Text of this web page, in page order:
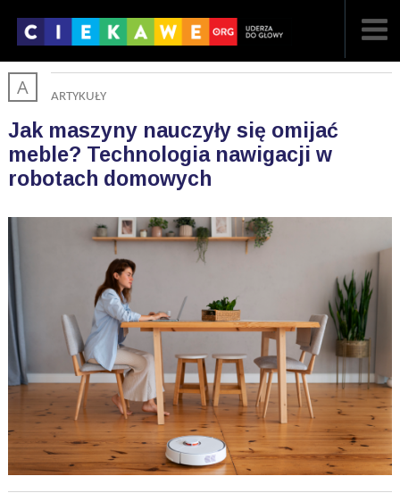
A ARTYKUŁY
Jak maszyny nauczyły się omijać
meble? Technologia nawigacji w
robotach domowych
POPULARNE
LOSOWE
F FILMY
REGULAMIN
KONTAKT